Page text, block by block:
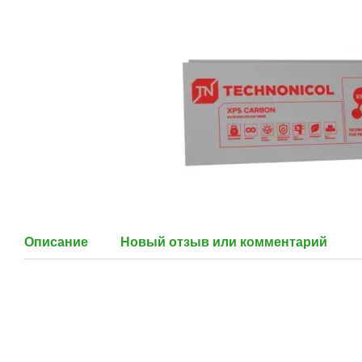
Описание Новый отзыв или комментарий